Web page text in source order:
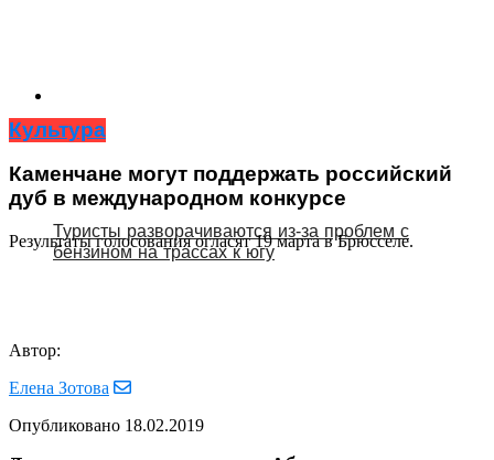
Туристы разворачиваются из‑за проблем с
бензином на трассах к югу
Культура
Каменчане могут поддержать российский
дуб в международном конкурсе
Результаты голосования огласят 19 марта в Брюсселе.
Автор:
Елена Зотова
Опубликовано 18.02.2019